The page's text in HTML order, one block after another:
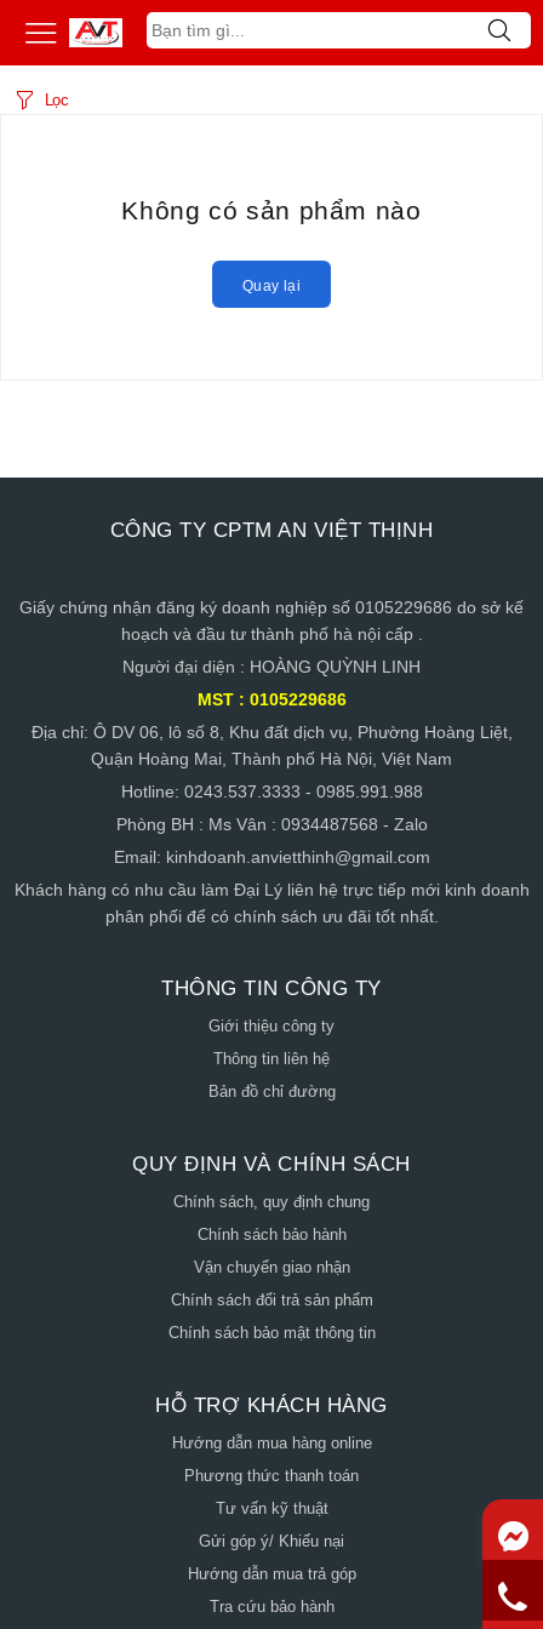
Lọc
Không có sản phẩm nào
Quay lại
CÔNG TY CPTM AN VIỆT THỊNH
Giấy chứng nhận đăng ký doanh nghiệp số 0105229686 do sở kế
hoạch và đầu tư thành phố hà nội cấp .
Người đại diện : HOÀNG QUỲNH LINH
MST : 0105229686
Địa chỉ: Ô DV 06, lô số 8, Khu đất dịch vụ, Phường Hoàng Liệt,
Quận Hoàng Mai, Thành phố Hà Nội, Việt Nam
Hotline: 0243.537.3333 - 0985.991.988
Phòng BH : Ms Vân : 0934487568 - Zalo
Email: kinhdoanh.anvietthinh@gmail.com
Khách hàng có nhu cầu làm Đại Lý liên hệ trực tiếp mới kinh doanh
phân phối để có chính sách ưu đãi tốt nhất.
THÔNG TIN CÔNG TY
Giới thiệu công ty
Thông tin liên hệ
Bản đồ chỉ đường
QUY ĐỊNH VÀ CHÍNH SÁCH
Chính sách, quy định chung
Chính sách bảo hành
Vận chuyển giao nhận
Chính sách đổi trả sản phẩm
Chính sách bảo mật thông tin
HỖ TRỢ KHÁCH HÀNG
Hướng dẫn mua hàng online
Phương thức thanh toán
Tư vấn kỹ thuật
Gửi góp ý/ Khiếu nại
Hướng dẫn mua trả góp
Tra cứu bảo hành